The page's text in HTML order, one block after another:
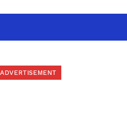
ADVERTISEMENT